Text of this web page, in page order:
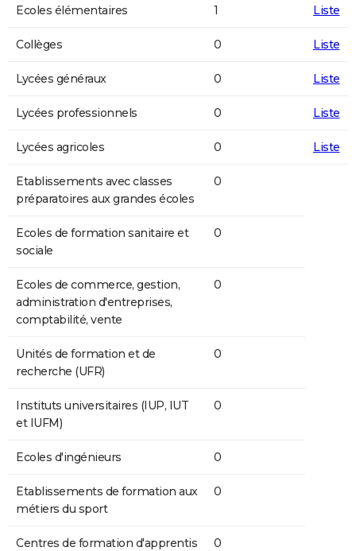
Ecoles élémentaires 1 Liste
Collèges 0 Liste
Lycées généraux 0 Liste
Lycées professionnels 0 Liste
Lycées agricoles 0 Liste
Etablissements avec classes
préparatoires aux grandes écoles
0
Ecoles de formation sanitaire et
sociale
0
Ecoles de commerce, gestion,
administration d'entreprises,
comptabilité, vente
0
Unités de formation et de
recherche (UFR)
0
Instituts universitaires (IUP, IUT
et IUFM)
0
Ecoles d'ingénieurs 0
Etablissements de formation aux
métiers du sport
0
Centres de formation d'apprentis
0